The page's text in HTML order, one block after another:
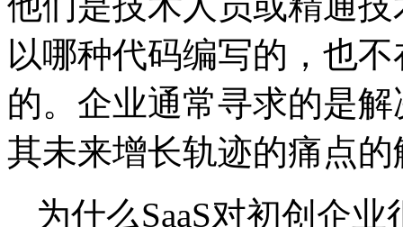
以哪种代码编写的，也
的。企业通常寻求的是
其未来增长轨迹的痛点
为什么SaaS对初创企业